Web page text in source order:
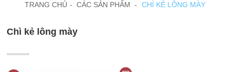
TRANG CHỦ CÁC SẢN PHẨM CHÌ KẺ LÔNG MÀY
Chì kẻ lông mày